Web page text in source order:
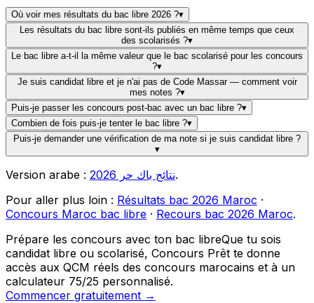
Où voir mes résultats du bac libre 2026 ?▾
Les résultats du bac libre sont-ils publiés en même temps que ceux
des scolarisés ?▾
Le bac libre a-t-il la même valeur que le bac scolarisé pour les concours
?▾
Je suis candidat libre et je n'ai pas de Code Massar — comment voir
mes notes ?▾
Puis-je passer les concours post-bac avec un bac libre ?▾
Combien de fois puis-je tenter le bac libre ?▾
Puis-je demander une vérification de ma note si je suis candidat libre ?
▾
Version arabe : نتائج باك حر 2026.
Pour aller plus loin : Résultats bac 2026 Maroc ·
Concours Maroc bac libre · Recours bac 2026 Maroc.
Prépare les concours avec ton bac libreQue tu sois
candidat libre ou scolarisé, Concours Prêt te donne
accès aux QCM réels des concours marocains et à un
calculateur 75/25 personnalisé.
Commencer gratuitement →